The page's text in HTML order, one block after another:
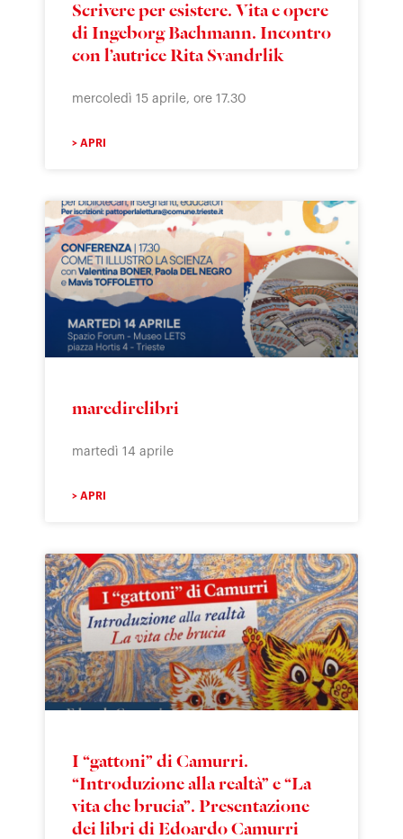
Scrivere per esistere. Vita e opere
di Ingeborg Bachmann. Incontro
con l’autrice Rita Svandrlik
mercoledì 15 aprile, ore 17.30
> APRI
maredirelibri
martedì 14 aprile
> APRI
I “gattoni” di Camurri.
“Introduzione alla realtà” e “La
vita che brucia”. Presentazione
dei libri di Edoardo Camurri